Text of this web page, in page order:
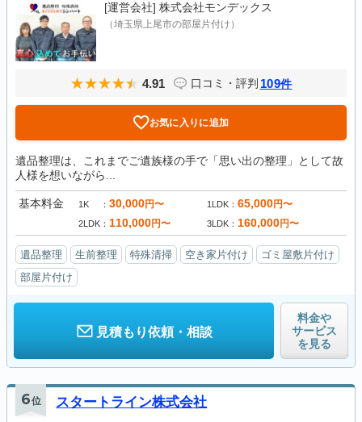
[運営会社] 株式会社モンデックス
（埼玉県上尾市の部屋片付け）
4.91 口コミ・評判 109件
お気に入りに追加
遺品整理は、これまでご遺族様の手で「思い出の整理」として故
人様を想いながら...
基本料金 1K 30,000円〜 1LDK 65,000円〜
2LDK 110,000円〜 3LDK 160,000円〜
遺品整理 生前整理 特殊清掃 空き家片付け
ゴミ屋敷片付け
部屋片付け
見積もり依頼・相談
料金や
サービス
を見る
6位 スタートライン株式会社